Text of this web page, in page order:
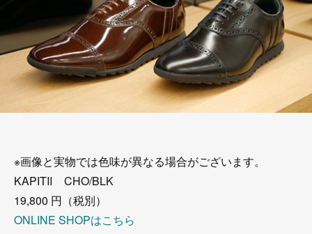
※画像と実物では色味が異なる場合がございます。
KAPITⅡ CHO/BLK
19,800 円（税別）
ONLINE SHOPはこちら